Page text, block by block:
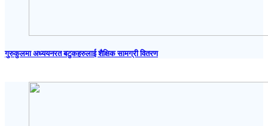
गुरुकुलमा अध्ययनरत बटुकहरुलाई शैक्षिक सामग्री वितरण